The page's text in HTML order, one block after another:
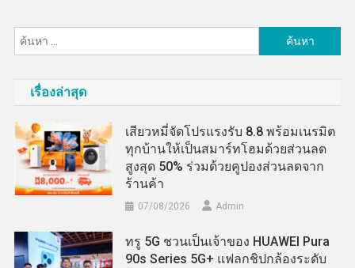
สำหรับ:
เรื่องล่าสุด
เสียวหมี่จัดโปรแรงรับ 8.8 พร้อมเนรมิต
ทุกบ้านให้เป็นสมาร์ทโฮมด้วยส่วนลด
สูงสุด 50% ร่วมด้วยคูปองส่วนลดจาก
ร้านค้า
07/08/2026 Admin
ทรู 5G ชวนเป็นเจ้าของ HUAWEI Pura
90s Series 5G+ แฟลกชิปกล้องระดับ